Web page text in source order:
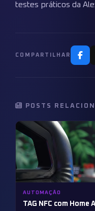
testes práticos da
COMPARTILHAR
POSTS
AUTOMAÇÃO
TAG NFC com